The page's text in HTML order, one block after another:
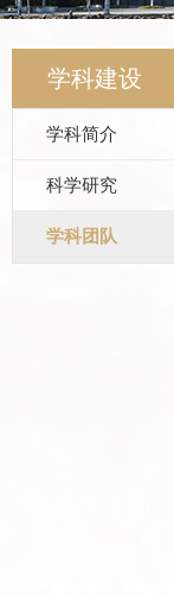
学科建设
学科简介
科学研究
学科团队